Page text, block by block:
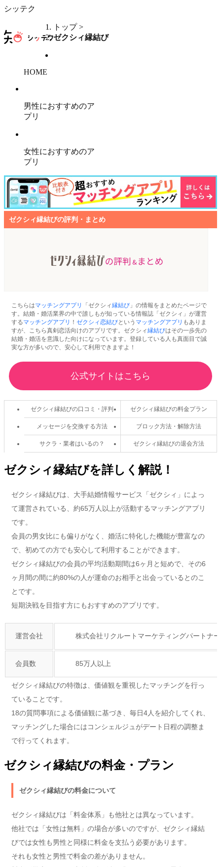
シッテク
トップ>
ゼクシィ縁結び
HOME
男性におすすめのア
プリ
女性におすすめのア
プリ
ゼクシィ縁結びの評判・まとめ
こちらはマッチングアプリ 「ゼクシィ縁結び 」の情報をまとめたページで
す。結婚・婚活業界の中で誰しもが知っている情報誌「ゼクシィ」が運営
するマッチングアプリ ！ ゼクシィ恋結びという マッチングアプリ もありま
すが、こちら真剣恋活向けのアプリです。ゼクシィ縁結びはその一歩先の
結婚・婚活を意識した向けになっています。登録している人も真面目で誠
実な方が多いので、安心して利用できますよ！
公式サイトはこちら
ゼクシィ縁結びの口コミ・評判 ゼクシィ縁結びの料金プラン
メッセージを交換する方法 ブロック方法・解除方法
サクラ・業者はいるの？ ゼクシィ縁結びの退会方法
ゼクシィ縁結びを詳しく解説！
ゼクシィ縁結びは、大手結婚情報サービス「ゼクシィ」によっ
て運営されている、約65万人以上が活動するマッチングアプリ
です。
会員の男女比にも偏りがなく、婚活に特化した機能が豊富なの
で、初めての方でも安心して利用することができます。
ゼクシィ縁結びの会員の平均活動期間は6ヶ月と短めで、その6
ヶ月間の間に約80%の人が運命のお相手と出会っているとのこ
とです。
短期決戦を目指す方にもおすすめのアプリです。
運営会社 株式会社リクルートマーケティングパートナ
会員数 85万人以上
ゼクシィ縁結びの特徴は、価値観を重視したマッチングを行っ
ていることです。
18の質問事項による価値観に基づき、毎日4人を紹介してくれ、
マッチングした場合にはコンシェルジュがデート日程の調整ま
で行ってくれます。
ゼクシィ縁結びの料金・プラン
ゼクシィ縁結びの料金について
ゼクシィ縁結びは「料金体系」も他社とは異なっています。
他社では「女性は無料」の場合が多いのですが、ゼクシィ縁結
びでは女性も男性と同様に料金を支払う必要があります。
それも女性と男性で料金の差がありません。